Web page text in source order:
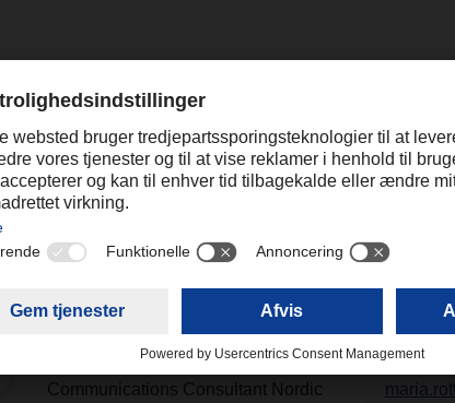
udvikler sig konstant, så vi følger situationen nøje
løsninger, hvor det er muligt.
vedrørende dine forsendelser, er du som altid
DACHSER.
Maria Rottboell
Communications Consultant Nordic
+45 36